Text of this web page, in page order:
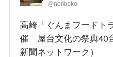
@noribeko
高崎「ぐんまフードト
催 屋台文化の祭典40
新聞ネットワーク）